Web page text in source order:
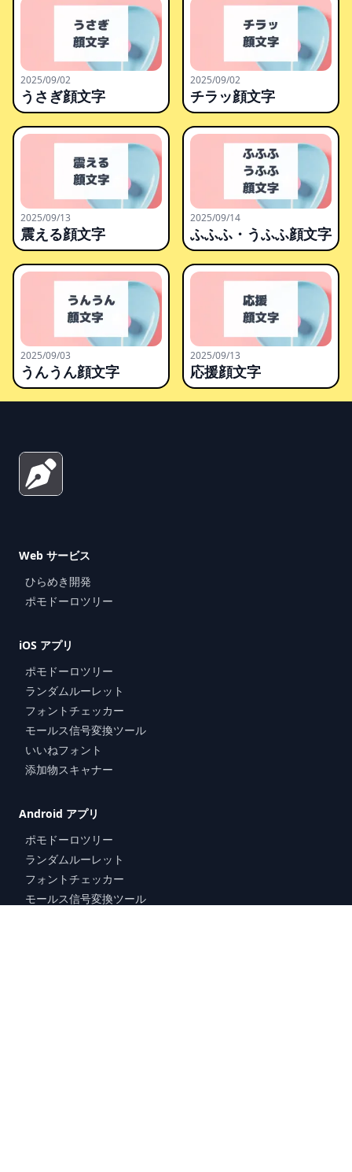
2025/09/02
うさぎ顔文字
2025/09/02
チラッ顔文字
2025/09/13
震える顔文字
2025/09/14
ふふふ・うふふ顔文字
2025/09/03
うんうん顔文字
2025/09/13
応援顔文字
Web サービス
ひらめき開発
ポモドーロツリー
iOS アプリ
ポモドーロツリー
ランダムルーレット
フォントチェッカー
モールス信号変換ツール
いいねフォント
添加物スキャナー
Android アプリ
ポモドーロツリー
ランダムルーレット
フォントチェッカー
モールス信号変換ツール